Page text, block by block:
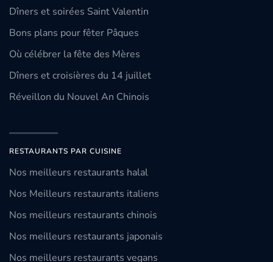
Dîners et soirées Saint Valentin
Bons plans pour fêter Pâques
Où célébrer la fête des Mères
Dîners et croisières du 14 juillet
Réveillon du Nouvel An Chinois
RESTAURANTS PAR CUISINE
Nos meilleurs restaurants halal
Nos Meilleurs restaurants italiens
Nos meilleurs restaurants chinois
Nos meilleurs restaurants japonais
Nos meilleurs restaurants vegans